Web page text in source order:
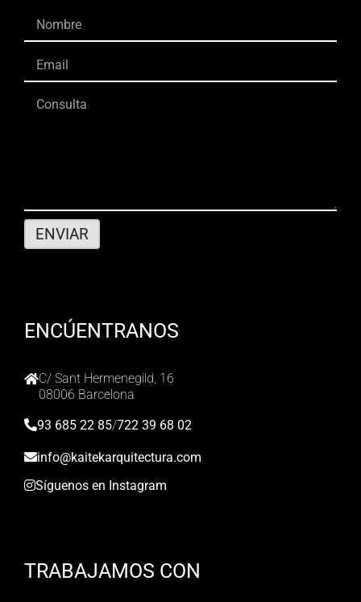
ENCÚENTRANOS
C/ Sant Hermenegild, 16
08006 Barcelona
93 685 22 85/722 39 68 02
info@kaitekarquitectura.com
Síguenos en Instagram
TRABAJAMOS CON